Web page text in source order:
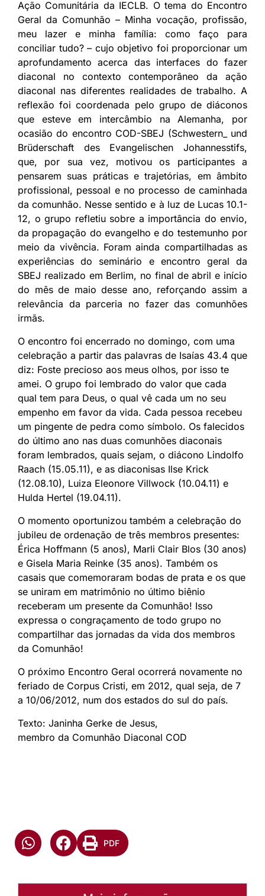
Ação Comunitária da IECLB. O tema do Encontro
Geral da Comunhão – Minha vocação, profissão,
meu lazer e minha família: como faço para
conciliar tudo? – cujo objetivo foi proporcionar um
aprofundamento acerca das interfaces do fazer
diaconal no contexto contemporâneo da ação
diaconal nas diferentes realidades de trabalho. A
reflexão foi coordenada pelo grupo de diáconos
que esteve em intercâmbio na Alemanha, por
ocasião do encontro COD-SBEJ (Schwestern_ und
Brüderschaft des Evangelischen Johannesstifs,
que, por sua vez, motivou os participantes a
pensarem suas práticas e trajetórias, em âmbito
profissional, pessoal e no processo de caminhada
da comunhão. Nesse sentido e à luz de Lucas 10.1-
12, o grupo refletiu sobre a importância do envio,
da propagação do evangelho e do testemunho por
meio da vivência. Foram ainda compartilhadas as
experiências do seminário e encontro geral da
SBEJ realizado em Berlim, no final de abril e início
do mês de maio desse ano, reforçando assim a
relevância da parceria no fazer das comunhões
irmãs.
O encontro foi encerrado no domingo, com uma
celebração a partir das palavras de Isaías 43.4 que
diz: Foste precioso aos meus olhos, por isso te
amei. O grupo foi lembrado do valor que cada
qual tem para Deus, o qual vê cada um no seu
empenho em favor da vida. Cada pessoa recebeu
um pingente de pedra como símbolo. Os falecidos
do último ano nas duas comunhões diaconais
foram lembrados, quais sejam, o diácono Lindolfo
Raach (15.05.11), e as diaconisas Ilse Krick
(12.08.10), Luiza Eleonore Villwock (10.04.11) e
Hulda Hertel (19.04.11).
O momento oportunizou também a celebração do
jubileu de ordenação de três membros presentes:
Érica Hoffmann (5 anos), Marli Clair Blos (30 anos)
e Gisela Maria Reinke (35 anos). Também os
casais que comemoraram bodas de prata e os que
se uniram em matrimônio no último biênio
receberam um presente da Comunhão! Isso
expressa o congraçamento de todo grupo no
compartilhar das jornadas da vida dos membros
da Comunhão!
O próximo Encontro Geral ocorrerá novamente no
feriado de Corpus Cristi, em 2012, qual seja, de 7
a 10/06/2012, num dos estados do sul do país.
Texto: Janinha Gerke de Jesus,
membro da Comunhão Diaconal COD
PDF